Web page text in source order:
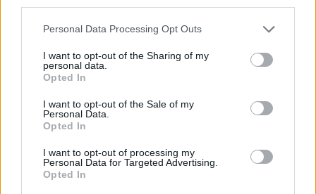
Please note that this website/app uses one or more Google
not limited to your visit or usage behaviour. You may click to
grant or deny consent to Google and its third-party tags to
use your data for below specified purposes in below Google
consent section.
Personal Data Processing Opt Outs
I want to opt-out of the Sharing of my
personal data.
Opted In
I want to opt-out of the Sale of my
Personal Data.
Opted In
I want to opt-out of processing my
Personal Data for Targeted Advertising.
Opted In
345 356 7512
Condividi l'articolo